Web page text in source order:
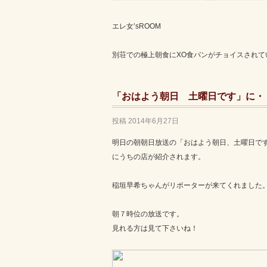
エレ女’sROOM
別荘での極上朝食にXO食パンがチョイスされ
「おはよう朝日 土曜日です」に・
投稿 2014年6月27日
明日の朝朝日放送の「おはよう朝日、土曜日です
にうちの店が紹介されます。
稲垣早希ちゃんがリポーターが来てくれました。
朝７時位の放送です。
見れる方は見て下さいね！